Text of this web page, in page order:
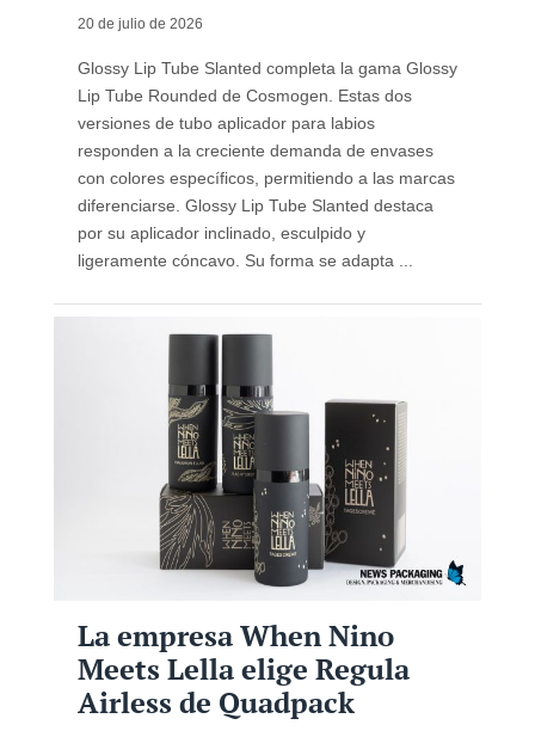
20 de julio de 2026
Glossy Lip Tube Slanted completa la gama Glossy
Lip Tube Rounded de Cosmogen. Estas dos
versiones de tubo aplicador para labios
responden a la creciente demanda de envases
con colores específicos, permitiendo a las marcas
diferenciarse. Glossy Lip Tube Slanted destaca
por su aplicador inclinado, esculpido y
ligeramente cóncavo. Su forma se adapta ...
La empresa When Nino
Meets Lella elige Regula
Airless de Quadpack